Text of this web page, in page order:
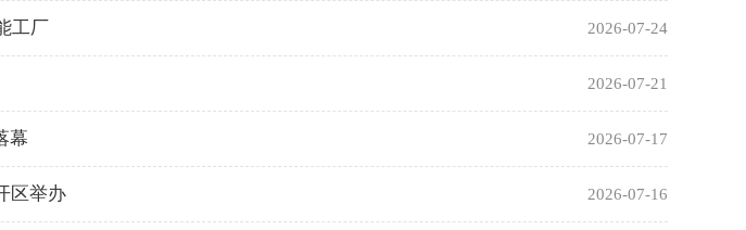
工厂 2026-07-24
2026-07-21
幕 2026-07-17
区举办 2026-07-16